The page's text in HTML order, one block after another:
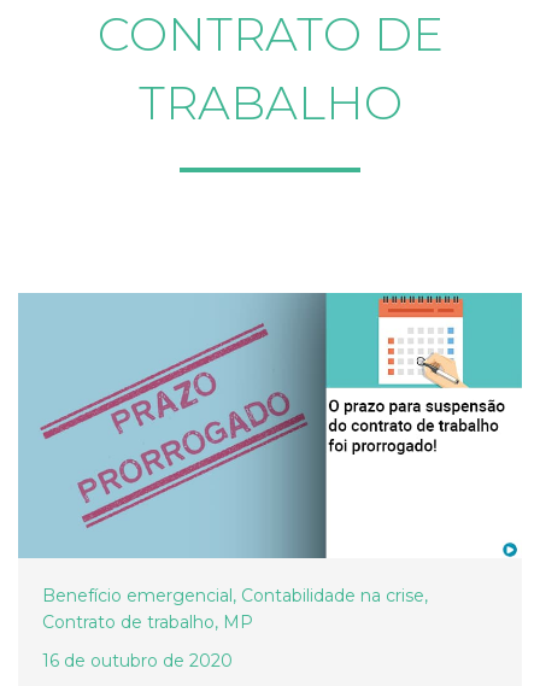
CONTRATO DE
TRABALHO
Benefício emergencial , Contabilidade na crise,
Contrato de trabalho, MP
16 de outubro de 2020